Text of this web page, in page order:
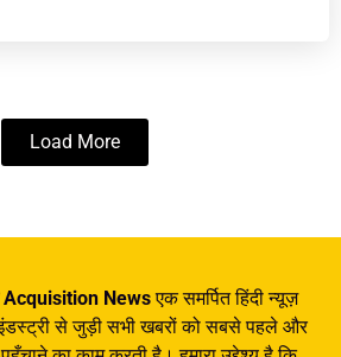
Load More
Newsएक समर्पित हिंदी न्यूज़
इंडस्ट्री से जुड़ी सभी खबरों को सबसे पहले और